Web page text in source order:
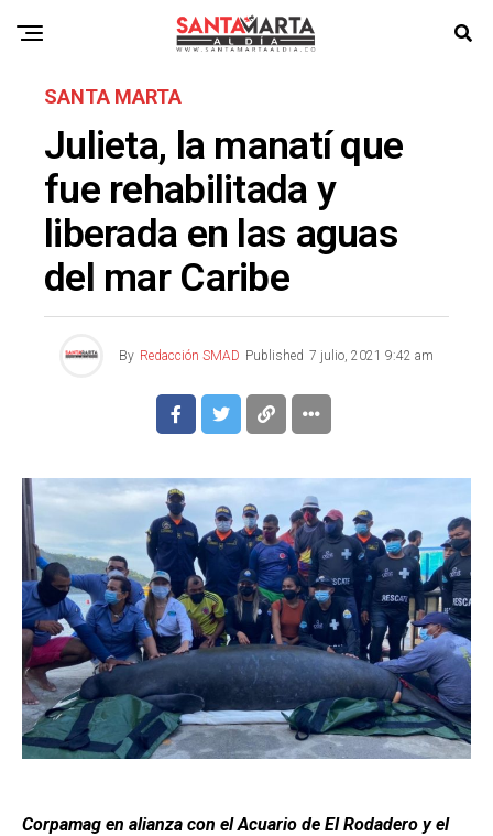
SANTA MARTA
Julieta, la manatí que
fue rehabilitada y
liberada en las aguas
del mar Caribe
By Redacción SMAD Published 7 julio, 2021 9:42 am
Corpamag en alianza con el Acuario de El Rodadero y el